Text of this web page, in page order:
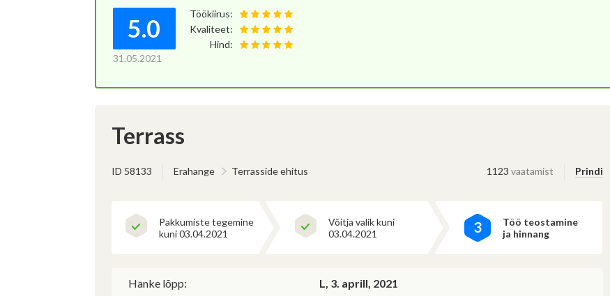
5.0
31.05.2021
Töökiirus:
Kvaliteet:
Hind:
Terrass
ID 58133 Erahange Terrasside ehitus 1123 vaatamist Prindi
Pakkumiste tegemine
kuni 03.04.2021
Võitja valik kuni
03.04.2021
3
Töö teostamine
ja hinnang
Hanke lõpp: L, 3. aprill, 2021